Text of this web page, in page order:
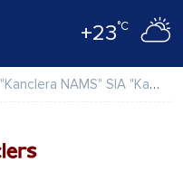
+23°C
"Kanclera NAMS" SIA "Kanclers" veikals